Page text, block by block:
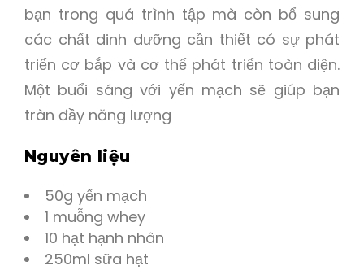
bạn trong quá trình tập mà còn bổ sung
các chất dinh dưỡng cần thiết có sự phát
triển cơ bắp và cơ thể phát triển toàn diện.
Một buổi sáng với yến mạch sẽ giúp bạn
tràn đầy năng lượng
Nguyên liệu
50g yến mạch
1 muỗng whey
10 hạt hạnh nhân
250ml sữa hạt